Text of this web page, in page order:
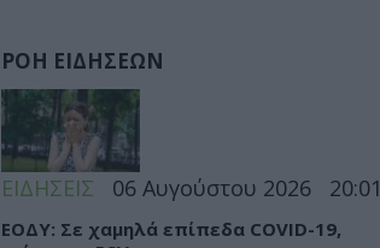
ΡΟΗ ΕΙΔΗΣΕΩΝ
ΕΙΔΗΣΕΙΣ 06 Αυγούστου 2026 20:01
ΕΟΔΥ: Σε χαμηλά επίπεδα COVID-19,